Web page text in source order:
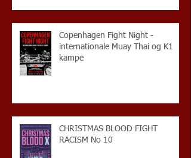
Copenhagen Fight Night -
internationale Muay Thai og K1
kampe
CHRISTMAS BLOOD FIGHT
RACISM No 10